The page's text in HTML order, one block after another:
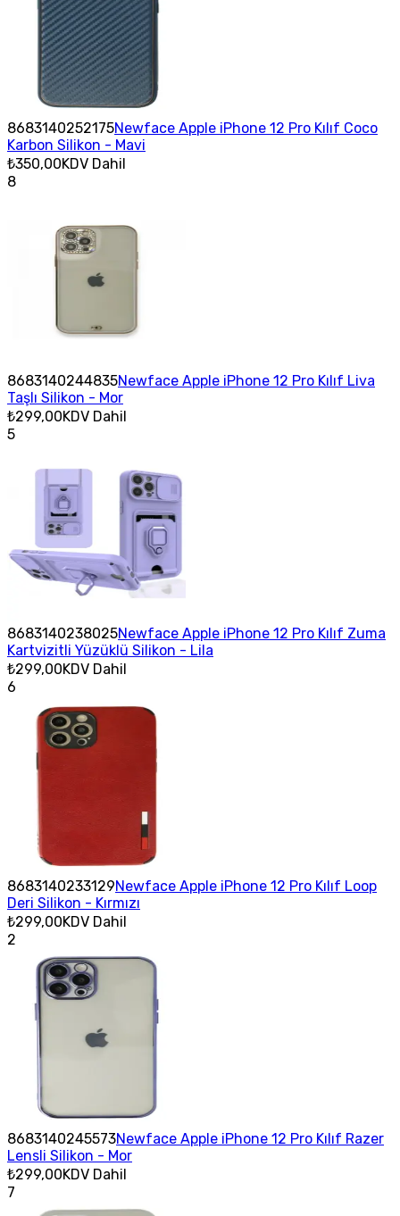
8683140252175Newface Apple iPhone 12 Pro Kılıf Coco
Karbon Silikon - Mavi
₺350,00KDV Dahil
8
8683140244835Newface Apple iPhone 12 Pro Kılıf Liva
Taşlı Silikon - Mor
₺299,00KDV Dahil
5
8683140238025Newface Apple iPhone 12 Pro Kılıf Zuma
Kartvizitli Yüzüklü Silikon - Lila
₺299,00KDV Dahil
6
8683140233129Newface Apple iPhone 12 Pro Kılıf Loop
Deri Silikon - Kırmızı
₺299,00KDV Dahil
2
8683140245573Newface Apple iPhone 12 Pro Kılıf Razer
Lensli Silikon - Mor
₺299,00KDV Dahil
7